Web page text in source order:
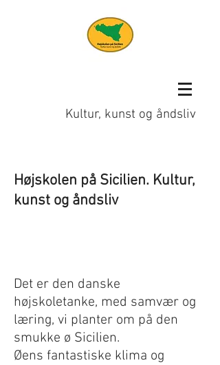
Kultur, kunst og åndsliv
Højskolen på Sicilien. Kultur,
kunst og åndsliv
Det er den danske
højskoletanke, med samvær og
læring, vi planter om på den
smukke ø Sicilien.
Øens fantastiske klima og